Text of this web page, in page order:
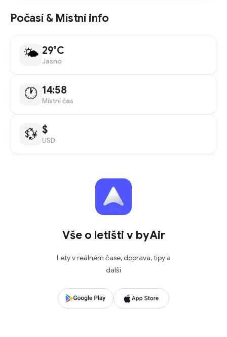
Počasí & Místní info
🌤 29°C
Jasno
🕐 14:58
Místní čas
💱 $
USD
Vše o letišti v byAir
Lety v reálném čase, doprava, tipy a
další